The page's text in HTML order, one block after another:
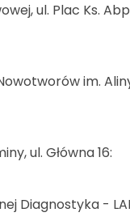
ul. Plac Ks.
im.
ul. Główna 16:
Diagnostyka -